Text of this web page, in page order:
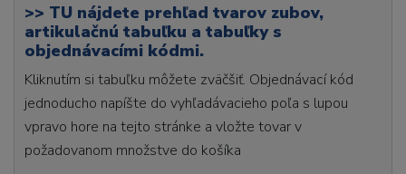
>> TU nájdete prehľad tvarov zubov,
artikulačnú tabuľku a tabuľky s
objednávacími kódmi.
Kliknutím si tabuľku môžete zväčšiť. Objednávací kód
jednoducho napíšte do vyhľadávacieho poľa s lupou
vpravo hore na tejto stránke a vložte tovar v
požadovanom množstve do košíka